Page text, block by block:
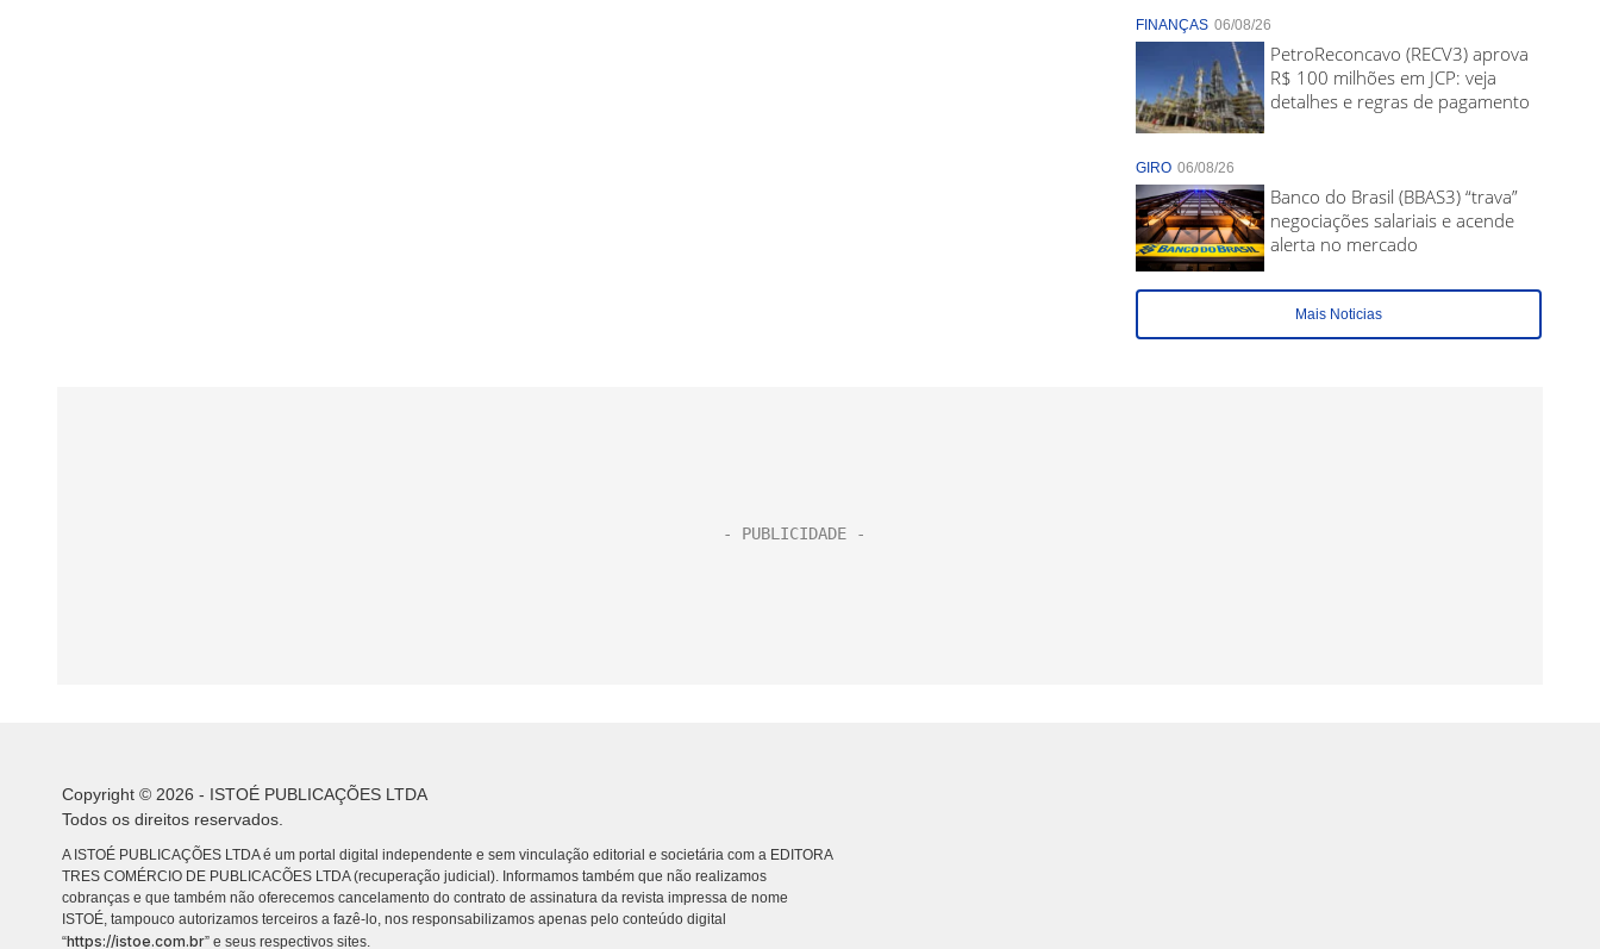
FINANÇAS 06/08/26
PetroReconcavo (RECV3) aprova
R$ 100 milhões em JCP: veja
detalhes e regras de pagamento
GIRO 06/08/26
Banco do Brasil (BBAS3) “trava”
negociações salariais e acende
alerta no mercado
Mais Noticias
Copyright © 2026 - ISTOÉ PUBLICAÇÕES LTDA
Todos os direitos reservados.
A ISTOÉ PUBLICAÇÕES LTDA é um portal digital independente e sem vinculação editorial e societária com a EDITORA
TRES COMÉRCIO DE PUBLICACÕES LTDA (recuperação judicial). Informamos também que não realizamos
cobranças e que também não oferecemos cancelamento do contrato de assinatura da revista impressa de nome
ISTOÉ, tampouco autorizamos terceiros a fazê-lo, nos responsabilizamos apenas pelo conteúdo digital
“https://istoe.com.br” e seus respectivos sites.